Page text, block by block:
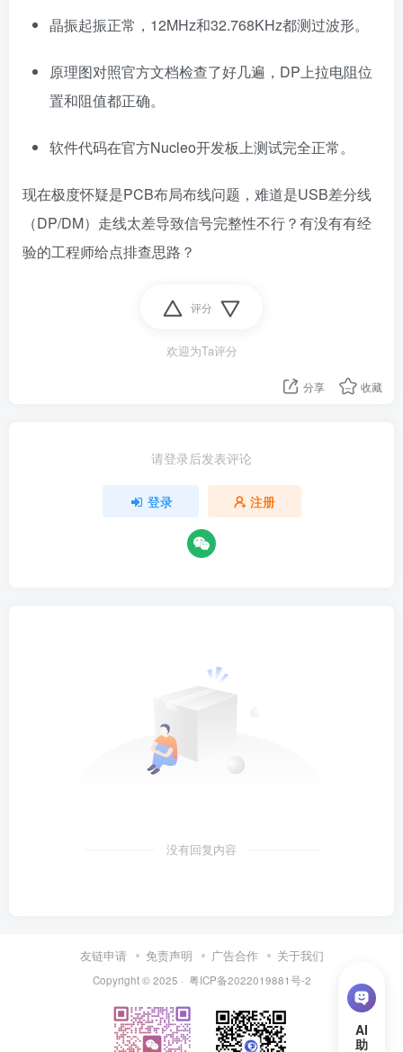
晶振起振正常，12MHz和32.768KHz都测过波形。
原理图对照官方文档检查了好几遍，DP上拉电阻位
置和阻值都正确。
软件代码在官方Nucleo开发板上测试完全正常。
现在极度怀疑是PCB布局布线问题，难道是USB差分线
（DP/DM）走线太差导致信号完整性不行？有没有有经
验的工程师给点排查思路？
评分
欢迎为Ta评分
分享 收藏
请登录后发表评论
登录 注册
没有回复内容
友链申请 免责声明 广告合作 关于我们
Copyright © 2025 · 粤ICP备2022019881号-2